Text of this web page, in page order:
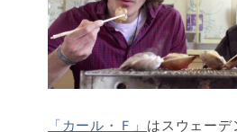
「カール・Ｆ」 はスウェーデ